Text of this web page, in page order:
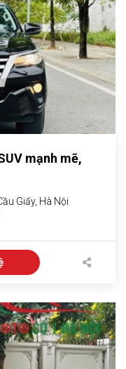
mạnh mẽ,
Giấy, Hà Nội